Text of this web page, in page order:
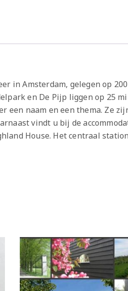
in Amsterdam, gelegen op
en De Pijp liggen op 25
een naam en een thema. Ze
vindt u bij de
House. Het centraal